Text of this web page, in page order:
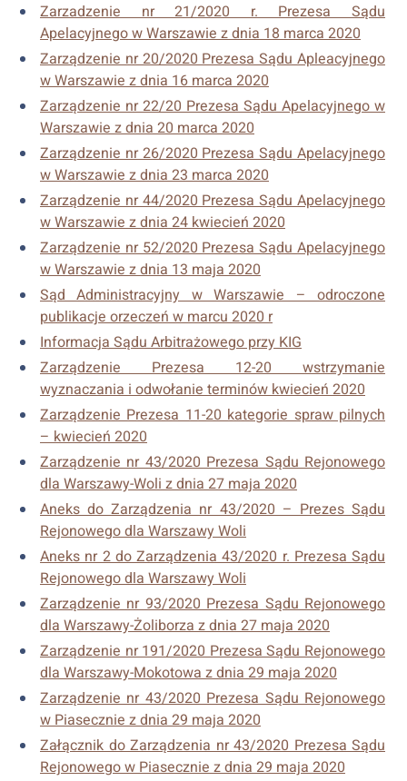
Zarzadzenie nr 21/2020 r. Prezesa Sądu
Apelacyjnego w Warszawie z dnia 18 marca 2020
Zarządzenie nr 20/2020 Prezesa Sądu Apleacyjnego
w Warszawie z dnia 16 marca 2020
Zarządzenie nr 22/20 Prezesa Sądu Apelacyjnego w
Warszawie z dnia 20 marca 2020
Zarządzenie nr 26/2020 Prezesa Sądu Apelacyjnego
w Warszawie z dnia 23 marca 2020
Zarządzenie nr 44/2020 Prezesa Sądu Apelacyjnego
w Warszawie z dnia 24 kwiecień 2020
Zarządzenie nr 52/2020 Prezesa Sądu Apelacyjnego
w Warszawie z dnia 13 maja 2020
Sąd Administracyjny w Warszawie – odroczone
publikacje orzeczeń w marcu 2020 r
Informacja Sądu Arbitrażowego przy KIG
Zarządzenie Prezesa 12-20 wstrzymanie
wyznaczania i odwołanie terminów kwiecień 2020
Zarządzenie Prezesa 11-20 kategorie spraw pilnych
– kwiecień 2020
Zarządzenie nr 43/2020 Prezesa Sądu Rejonowego
dla Warszawy-Woli z dnia 27 maja 2020
Aneks do Zarządzenia nr 43/2020 – Prezes Sądu
Rejonowego dla Warszawy Woli
Aneks nr 2 do Zarządzenia 43/2020 r. Prezesa Sądu
Rejonowego dla Warszawy Woli
Zarządzenie nr 93/2020 Prezesa Sądu Rejonowego
dla Warszawy-Żoliborza z dnia 27 maja 2020
Zarządzenie nr 191/2020 Prezesa Sądu Rejonowego
dla Warszawy-Mokotowa z dnia 29 maja 2020
Zarządzenie nr 43/2020 Prezesa Sądu Rejonowego
w Piasecznie z dnia 29 maja 2020
Załącznik do Zarządzenia nr 43/2020 Prezesa Sądu
Rejonowego w Piasecznie z dnia 29 maja 2020